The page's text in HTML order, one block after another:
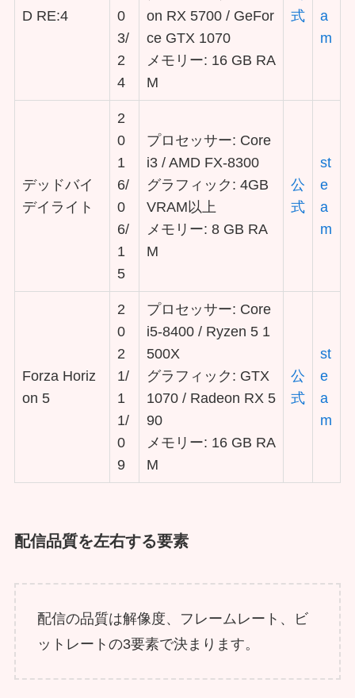
D RE:4
0
3/
2
4
on RX 5700 / GeFor
ce GTX 1070
メモリー: 16 GB RA
M
式
a
m
デッドバイ
デイライト
2
0
1
6/
0
6/
1
5
プロセッサー: Core
i3 / AMD FX-8300
グラフィック: 4GB
VRAM以上
メモリー: 8 GB RA
M
公
式
st
e
a
m
Forza Horiz
on 5
2
0
2
1/
1
1/
0
9
プロセッサー: Core
i5-8400 / Ryzen 5 1
500X
グラフィック: GTX
1070 / Radeon RX 5
90
メモリー: 16 GB RA
M
公
式
st
e
a
m
配信品質を左右する要素
配信の品質は解像度、フレームレート、ビ
ットレートの3要素で決まります。